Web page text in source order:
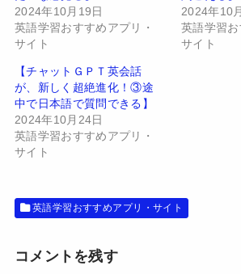
(
新
し
い
ウ
ン
ド
ウ
で
開
き
ま
す
)
リ
ッ
ク
し
だ
さ
い
(
新
し
い
ウ
で
開
き
2024年10月19日
英語学習おすすめアプリ・
サイト
2024年10
英語学習お
サイト
【チャットＧＰＴ英会話
が、新しく超絶進化！③途
中で日本語で質問できる】
2024年10月24日
英語学習おすすめアプリ・
サイト
英語学習おすすめアプリ・サイト
コメントを残す